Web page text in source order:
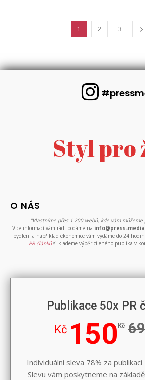
1 2 3
Styl pro
O NÁS
"Vlastníme přes 1 200 webů, kde vám
Více informací vám rádi podáme na info@press-
bydlení a například ekonomice vám vydáme do 24 hodin.
PR článkůsi klademe výběr cíleného publika v
Publikace 50x PR
Kč 150 Kč
Individuální sleva 78% za publikaci
Slevu vám poskytneme na